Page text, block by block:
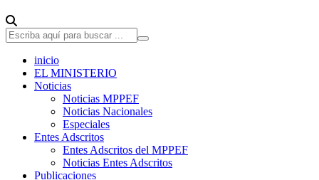
inicio
EL MINISTERIO
Noticias
Noticias MPPEF
Noticias Nacionales
Especiales
Entes Adscritos
Entes Adscritos del MPPEF
Noticias Entes Adscritos
Publicaciones